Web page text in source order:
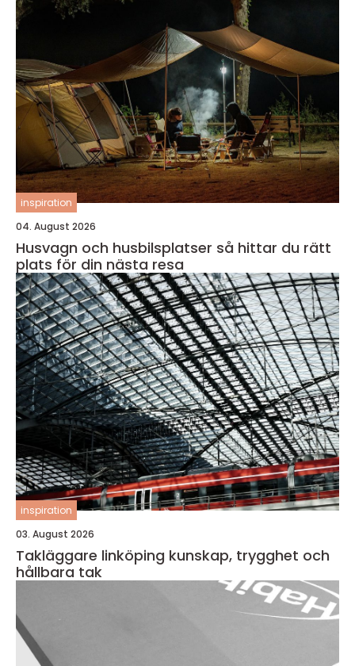
inspiration
04. August 2026
Husvagn och husbilsplatser så hittar du rätt
plats för din nästa resa
inspiration
03. August 2026
Takläggare linköping kunskap, trygghet och
hållbara tak